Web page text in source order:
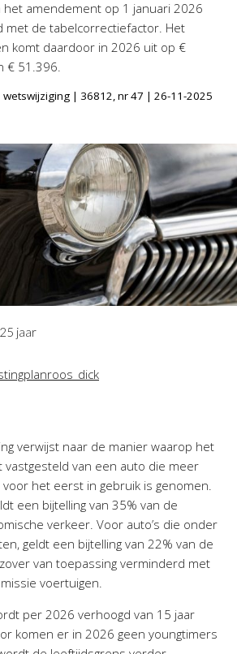
het amendement op 1 januari 2026
met de tabelcorrectiefactor. Het
komt daardoor in 2026 uit op €
€ 51.396.
wetswijziging | 36812, nr 47 | 26-11-2025
jaar
roos_dick
verwijst naar de manier waarop het
van een auto die meer
het eerst in gebruik is genomen.
een bijtelling van 35% van de
verkeer. Voor auto’s die onder
geldt een bijtelling van 22% van de
van toepassing verminderd met
voertuigen.
per 2026 verhoogd van 15 jaar
komen er in 2026 geen youngtimers